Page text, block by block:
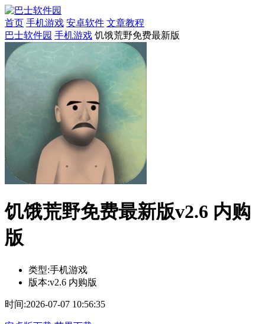
首页 手机游戏 安卓软件 文章教程
巴士软件园 手机游戏 饥饿荒野免费最新版
饥饿荒野免费最新版v2.6 内购
版
类型:手机游戏
版本:v2.6 内购版
时间:2026-07-07 10:56:35